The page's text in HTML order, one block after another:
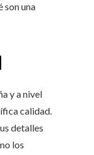
son una
y a nivel
calidad.
detalles
los